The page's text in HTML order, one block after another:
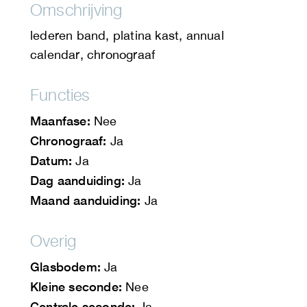
Omschrijving
lederen band, platina kast, annual
calendar, chronograaf
Functies
Maanfase: Nee
Chronograaf: Ja
Datum: Ja
Dag aanduiding: Ja
Maand aanduiding: Ja
Overig
Glasbodem: Ja
Kleine seconde: Nee